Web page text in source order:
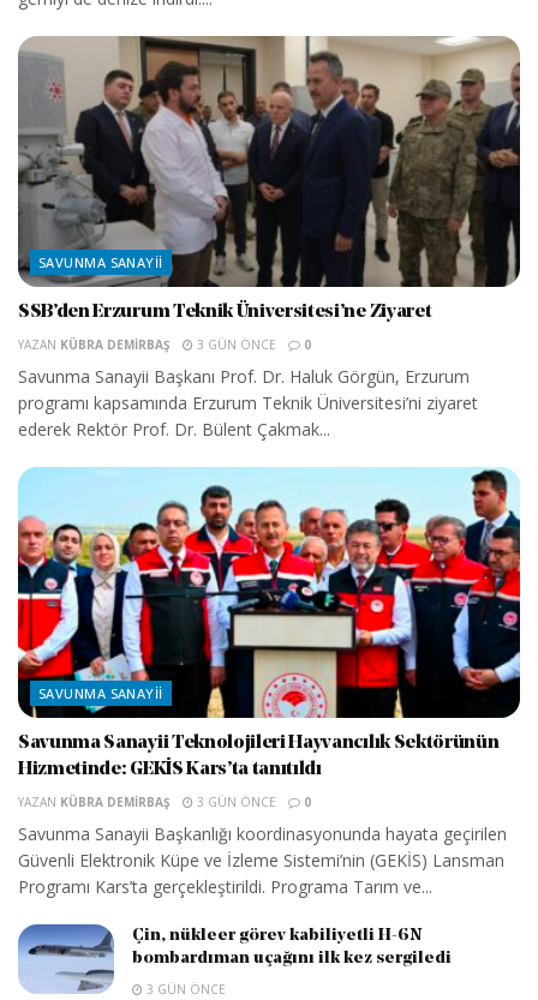
SAVUNMA SANAYII
SSB’den Erzurum Teknik Üniversitesi’ne Ziyaret
YAZAN KÜBRA DEMIRBAŞ 3 GÜN ÖNCE 0
Savunma Sanayii Başkanı Prof. Dr. Haluk Görgün, Erzurum
programı kapsamında Erzurum Teknik Üniversitesi’ni ziyaret
ederek Rektör Prof. Dr. Bülent Çakmak...
SAVUNMA SANAYII
Savunma Sanayii Teknolojileri Hayvancılık Sektörünün
Hizmetinde: GEKİS Kars’ta tanıtıldı
YAZAN KÜBRA DEMIRBAŞ 3 GÜN ÖNCE 0
Savunma Sanayii Başkanlığı koordinasyonunda hayata geçirilen
Güvenli Elektronik Küpe ve İzleme Sistemi’nin (GEKİS) Lansman
Programı Kars’ta gerçekleştirildi. Programa Tarım ve...
Çin, nükleer görev kabiliyetli H-6N
bombardıman uçağını ilk kez sergiledi
3 GÜN ÖNCE